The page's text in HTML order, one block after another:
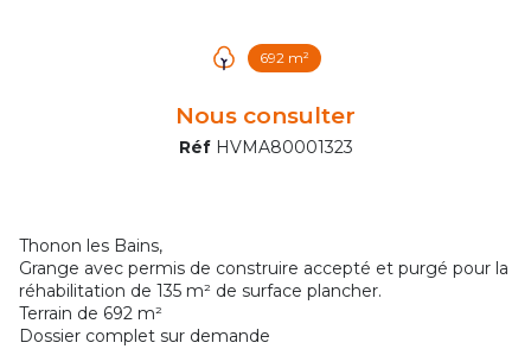
692 m²
Nous consulter
Réf HVMA80001323
Thonon les Bains,
Grange avec permis de construire accepté et purgé pour la
réhabilitation de 135 m² de surface plancher.
Terrain de 692 m²
Dossier complet sur demande